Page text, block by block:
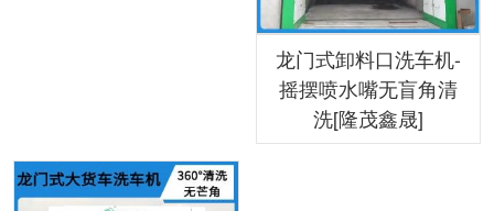
龙门式卸料口洗车机-
摇摆喷水嘴无盲角清
洗[隆茂鑫晟]